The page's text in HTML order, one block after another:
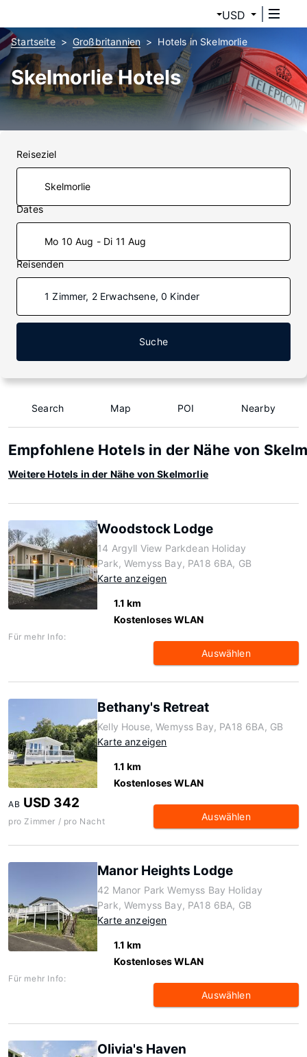
USD
Startseite Großbritannien Hotels in Skelmorlie
Skelmorlie Hotels
Reiseziel
Dates
Mo 10 Aug - Di 11 Aug
Reisenden
1 Zimmer, 2 Erwachsene, 0 Kinder
Suche
Search Map POI Nearby
Empfohlene Hotels in der Nähe von
Weitere Hotels in der Nähe von Skelmorlie
Woodstock Lodge
14 Argyll View Parkdean Holiday
Park, Wemyss Bay, PA18 6BA, GB
Karte anzeigen
1.1 km
Kostenloses WLAN
Für mehr Info:
Auswählen
Bethany's Retreat
Kelly House, Wemyss Bay, PA18 6BA, GB
Karte anzeigen
1.1 km
Kostenloses WLAN
AB USD 342
pro Zimmer / pro Nacht Auswählen
Manor Heights Lodge
42 Manor Park Wemyss Bay Holiday
Park, Wemyss Bay, PA18 6BA, GB
Karte anzeigen
1.1 km
Kostenloses WLAN
Für mehr Info:
Auswählen
Olivia's Haven